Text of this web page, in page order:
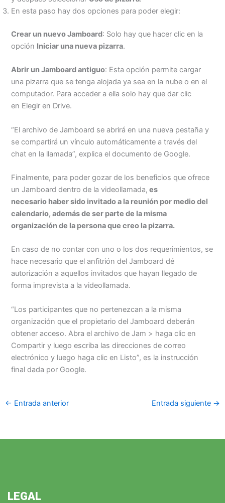
En esta paso hay dos opciones para poder elegir:
Crear un nuevo Jamboard: Solo hay que hacer clic en la
opción Iniciar una nueva pizarra.
Abrir un Jamboard antiguo: Esta opción permite cargar
una pizarra que se tenga alojada ya sea en la nube o en el
computador. Para acceder a ella solo hay que dar clic
en Elegir en Drive.
“El archivo de Jamboard se abrirá en una nueva pestaña y
se compartirá un vínculo automáticamente a través del
chat en la llamada”, explica el documento de Google.
Finalmente, para poder gozar de los beneficios que ofrece
un Jamboard dentro de la videollamada, es
necesario haber sido invitado a la reunión por medio del
calendario, además de ser parte de la misma
organización de la persona que creo la pizarra.
En caso de no contar con uno o los dos requerimientos, se
hace necesario que el anfitrión del Jamboard dé
autorización a aquellos invitados que hayan llegado de
forma imprevista a la videollamada.
“Los participantes que no pertenezcan a la misma
organización que el propietario del Jamboard deberán
obtener acceso. Abra el archivo de Jam > haga clic en
Compartir y luego escriba las direcciones de correo
electrónico y luego haga clic en Listo”, es la instrucción
final dada por Google.
← Entrada anterior Entrada siguiente →
LEGAL